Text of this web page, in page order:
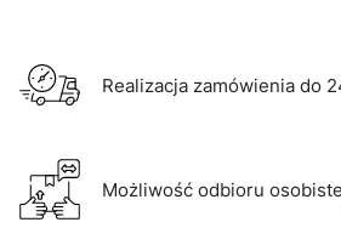
Realizacja zamówienia do
Możliwość odbioru